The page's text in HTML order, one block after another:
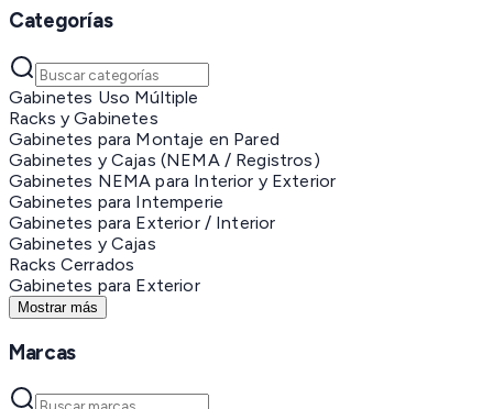
Categorías
Gabinetes Uso Múltiple
Racks y Gabinetes
Gabinetes para Montaje en Pared
Gabinetes y Cajas (NEMA / Registros)
Gabinetes NEMA para Interior y Exterior
Gabinetes para Intemperie
Gabinetes para Exterior / Interior
Gabinetes y Cajas
Racks Cerrados
Gabinetes para Exterior
Mostrar más
Marcas